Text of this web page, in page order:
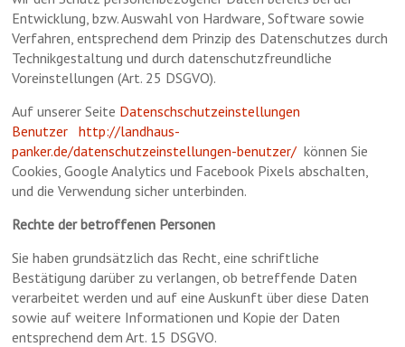
Entwicklung, bzw. Auswahl von Hardware, Software sowie
Verfahren, entsprechend dem Prinzip des Datenschutzes durch
Technikgestaltung und durch datenschutzfreundliche
Voreinstellungen (Art. 25 DSGVO).
Auf unserer Seite Datenschschutzeinstellungen
Benutzer
http://landhaus-
panker.de/datenschutzeinstellungen-benutzer/ können Sie
Cookies, Google Analytics und Facebook Pixels abschalten,
und die Verwendung sicher unterbinden.
Rechte der betroffenen Personen
Sie haben grundsätzlich das Recht, eine schriftliche
Bestätigung darüber zu verlangen, ob betreffende Daten
verarbeitet werden und auf eine Auskunft über diese Daten
sowie auf weitere Informationen und Kopie der Daten
entsprechend dem Art. 15 DSGVO.